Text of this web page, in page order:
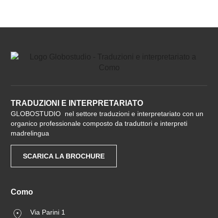
TRADUZIONI E INTERPRETARIATO
GLOBOSTUDIO nel settore traduzioni e interpretariato con un
organico professionale composto da traduttori e interpreti
madrelingua
SCARICA LA BROCHURE
Como
Via Parini 1